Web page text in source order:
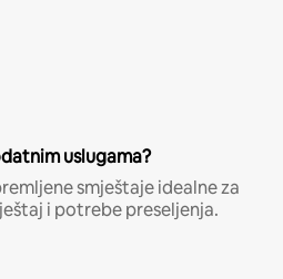
uslugama?
smještaje idealne za
i potrebe preseljenja.